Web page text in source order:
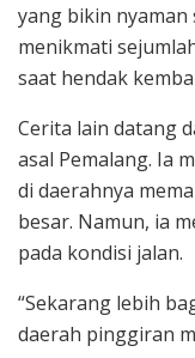
yang bikin nyaman
menikmati
saat hendak
Cerita lain datang
asal Pemalang. Ia
di daerahnya
besar. Namun, ia
pada kondisi jalan.
“Sekarang lebih
daerah pinggiran